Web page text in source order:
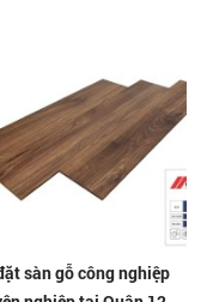
sàn gỗ công nghiệp